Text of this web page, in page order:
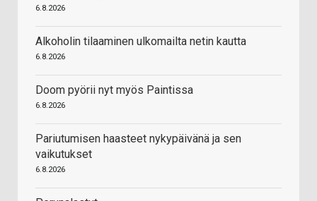
6.8.2026
Alkoholin tilaaminen ulkomailta netin kautta
6.8.2026
Doom pyörii nyt myös Paintissa
6.8.2026
Pariutumisen haasteet nykypäivänä ja sen
vaikutukset
6.8.2026